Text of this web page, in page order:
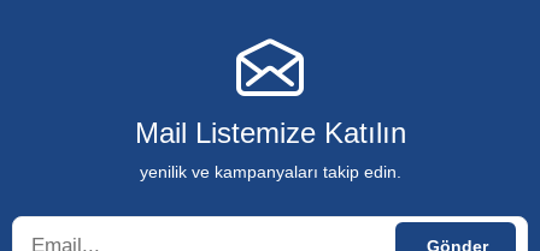
Mail Listemize Katılın
yenilik ve kampanyaları takip edin.